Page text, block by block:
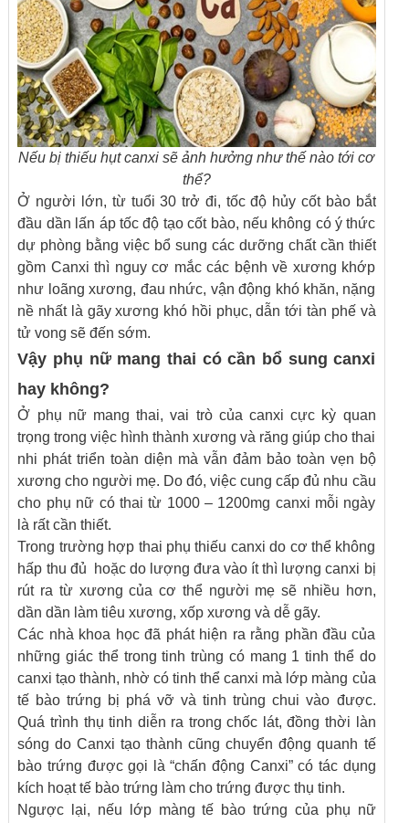
Nếu bị thiếu hụt canxi sẽ ảnh hưởng như thế nào tới cơ
thể?
Ở người lớn, từ tuổi 30 trở đi, tốc độ hủy cốt bào bắt
đầu dần lấn áp tốc độ tạo cốt bào, nếu không có ý thức
dự phòng bằng việc bổ sung các dưỡng chất cần thiết
gồm Canxi thì nguy cơ mắc các bệnh về xương khớp
như loãng xương, đau nhức, vận động khó khăn, nặng
nề nhất là gãy xương khó hồi phục, dẫn tới tàn phế và
tử vong sẽ đến sớm.
Vậy phụ nữ mang thai có cần bổ sung canxi
hay không?
Ở phụ nữ mang thai, vai trò của canxi cực kỳ quan
trọng trong việc hình thành xương và răng giúp cho thai
nhi phát triển toàn diện mà vẫn đảm bảo toàn vẹn bộ
xương cho người mẹ. Do đó, việc cung cấp đủ nhu cầu
cho phụ nữ có thai từ 1000 – 1200mg canxi mỗi ngày
là rất cần thiết.
Trong trường hợp thai phụ thiếu canxi do cơ thể không
hấp thu đủ hoặc do lượng đưa vào ít thì lượng canxi bị
rút ra từ xương của cơ thể người mẹ sẽ nhiều hơn,
dần dần làm tiêu xương, xốp xương và dễ gãy.
Các nhà khoa học đã phát hiện ra rằng phần đầu của
những giác thể trong tinh trùng có mang 1 tinh thể do
canxi tạo thành, nhờ có tinh thể canxi mà lớp màng của
tế bào trứng bị phá vỡ và tinh trùng chui vào được.
Quá trình thụ tinh diễn ra trong chốc lát, đồng thời làn
sóng do Canxi tạo thành cũng chuyển động quanh tế
bào trứng được gọi là “chấn động Canxi” có tác dụng
kích hoạt tế bào trứng làm cho trứng được thụ tinh.
Ngược lại, nếu lớp màng tế bào trứng của phụ nữ